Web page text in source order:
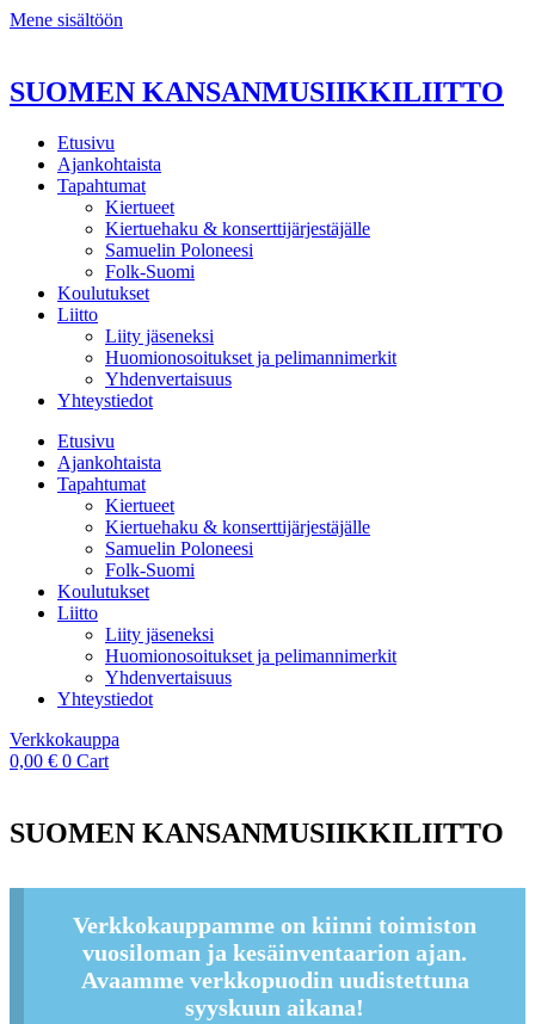
Mene sisältöön
SUOMEN KANSANMUSIIKKILIITTO
Etusivu
Ajankohtaista
Tapahtumat
Kiertueet
Kiertuehaku & konserttijärjestäjälle
Samuelin Poloneesi
Folk-Suomi
Koulutukset
Liitto
Liity jäseneksi
Huomionosoitukset ja pelimannimerkit
Yhdenvertaisuus
Yhteystiedot
Etusivu
Ajankohtaista
Tapahtumat
Kiertueet
Kiertuehaku & konserttijärjestäjälle
Samuelin Poloneesi
Folk-Suomi
Koulutukset
Liitto
Liity jäseneksi
Huomionosoitukset ja pelimannimerkit
Yhdenvertaisuus
Yhteystiedot
Verkkokauppa
0,00 € 0 Cart
SUOMEN KANSANMUSIIKKILIITTO
Verkkokauppamme on kiinni toimiston
vuosiloman ja kesäinventaarion ajan.
Avaamme verkkopuodin uudistettuna
syyskuun aikana!